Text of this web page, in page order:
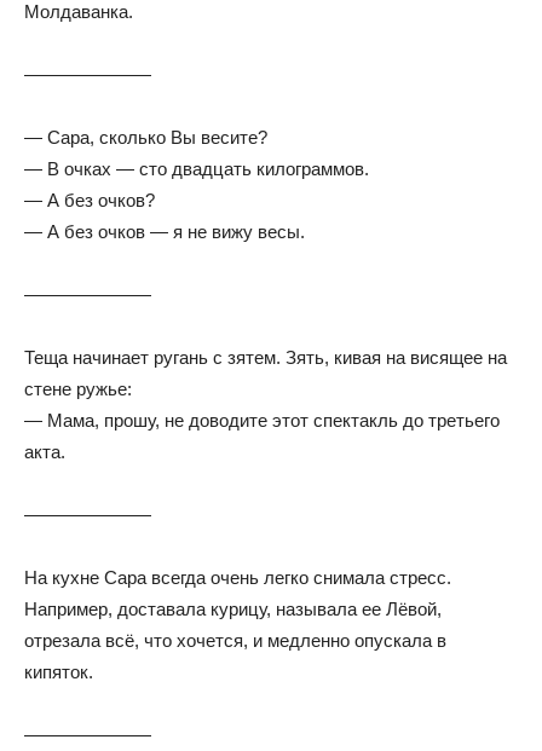
Молдаванка.
———————
— Сара, сколько Вы весите?
— В очках — сто двадцать килограммов.
— А без очков?
— А без очков — я не вижу весы.
———————
Теща начинает ругань с зятем. Зять, кивая на висящее на
стене ружье:
— Мама, прошу, не доводите этот спектакль до третьего
акта.
———————
На кухне Сара всегда очень легко снимала стресс.
Например, доставала курицу, называла ее Лёвой,
отрезала всё, что хочется, и медленно опускала в
кипяток.
———————